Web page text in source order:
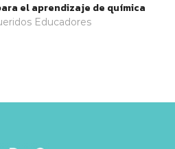
el aprendizaje de química
Educadores